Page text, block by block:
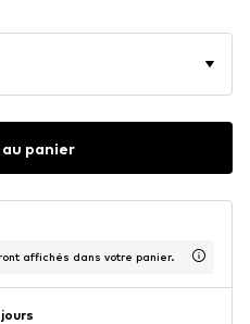
panier
affichés dans votre panier.